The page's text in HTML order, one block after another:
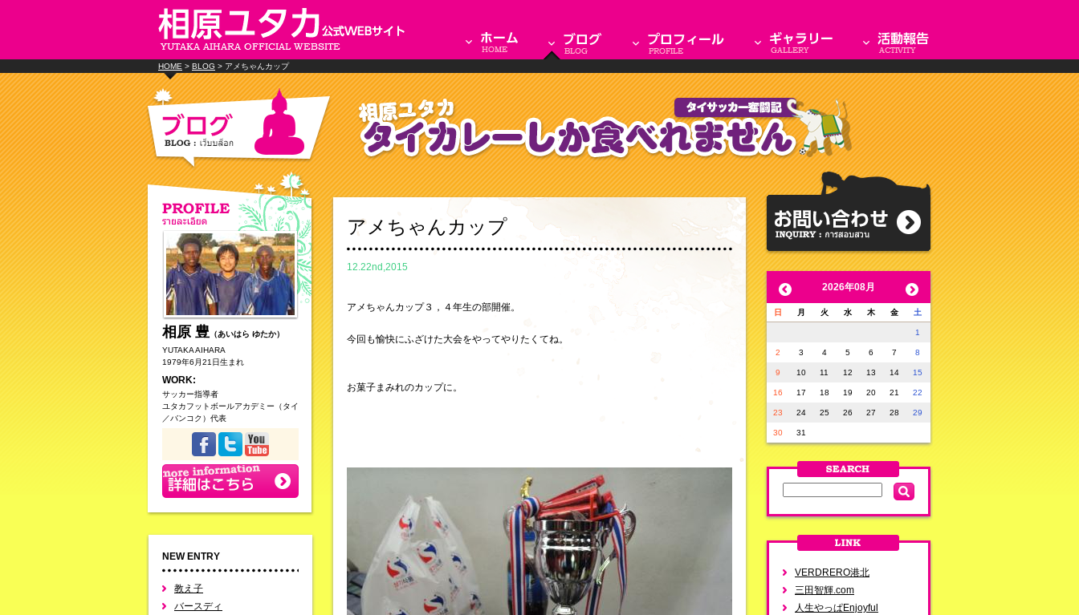
HOME > BLOG > アメちゃんカップ
相原 豊 （あいはら ゆたか）
YUTAKA AIHARA
1979年6月21日生まれ
WORK:
サッカー指導者
ユタカフットボールアカデミー（タイ
／バンコク）代表
NEW ENTRY
教え子
バースディ
2026年08月
日 月 火 水 木 金 土
1
2 3 4 5 6 7 8
9 10 11 12 13 14 15
16 17 18 19 20 21 22
23 24 25 26 27 28 29
30 31
VERDRERO港北
三田智輝.com
人生やっぱEnjoyful
アメちゃんカップ
12.22nd,2015
アメちゃんカップ３，４年生の部開催。
今回も愉快にふざけた大会をやってやりたくてね。
お菓子まみれのカップに。